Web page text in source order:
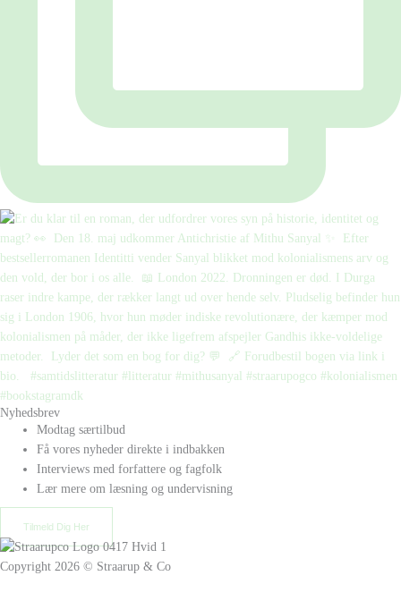
Nyhedsbrev
Modtag særtilbud
Få vores nyheder direkte i indbakken
Interviews med forfattere og fagfolk
Lær mere om læsning og undervisning
Tilmeld Dig Her
Copyright 2026 © Straarup & Co